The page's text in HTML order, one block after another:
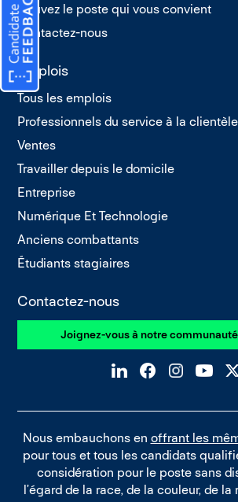
Trouvez le poste qui vous convient
Contactez-nous
Emplois
Tous les emplois
Professionnels du service à la clientèle
Ventes
Travailler depuis le domicile
Entreprise
Numérique Et Technologie
Anciens combattants
Étudiants stagiaires
Contactez-nous
Joignez-vous à notre
Nous embauchons en offrant les
pour tous et tous les candidats
considération pour le poste sans
l’égard de la race, de la couleur, de la